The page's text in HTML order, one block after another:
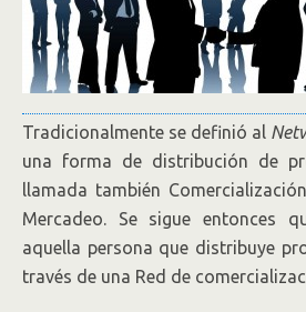
Tradicionalmente se definió al
una forma de distribución de
llamada también
Mercadeo. Se sigue entonces
aquella persona que distribuye
través de una Red de